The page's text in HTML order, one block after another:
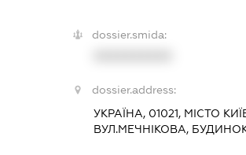
dossier.smida:
dossier.address:
УКРАЇНА, 01021, МІСТО
ВУЛ.МЕЧНІКОВА, БУДИНОК